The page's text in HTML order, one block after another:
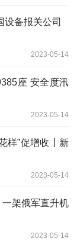
设备报关公司
2023-05-14
座 安全度汛
2023-05-14
样”促增收丨新
2023-05-14
架俄军直升机
2023-05-14